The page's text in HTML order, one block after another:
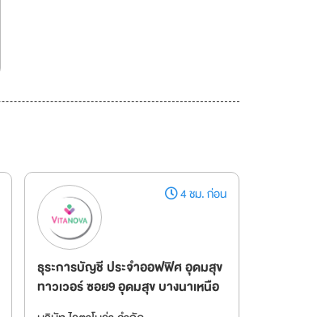
4 ชม. ก่อน
ธุระการบัญชี ประจำออฟฟิศ อุดมสุข
ทาวเวอร์ ซอย9 อุดมสุข บางนาเหนือ